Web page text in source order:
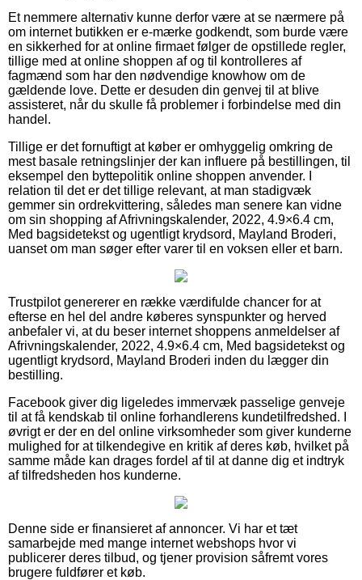
Et nemmere alternativ kunne derfor være at se nærmere på
om internet butikken er e-mærke godkendt, som burde være
en sikkerhed for at online firmaet følger de opstillede regler,
tillige med at online shoppen af og til kontrolleres af
fagmænd som har den nødvendige knowhow om de
gældende love. Dette er desuden din genvej til at blive
assisteret, når du skulle få problemer i forbindelse med din
handel.
Tillige er det fornuftigt at køber er omhyggelig omkring de
mest basale retningslinjer der kan influere på bestillingen, til
eksempel den byttepolitik online shoppen anvender. I
relation til det er det tillige relevant, at man stadigvæk
gemmer sin ordrekvittering, således man senere kan vidne
om sin shopping af Afrivningskalender, 2022, 4.9×6.4 cm,
Med bagsidetekst og ugentligt krydsord, Mayland Broderi,
uanset om man søger efter varer til en voksen eller et barn.
Trustpilot genererer en række værdifulde chancer for at
efterse en hel del andre køberes synspunkter og herved
anbefaler vi, at du beser internet shoppens anmeldelser af
Afrivningskalender, 2022, 4.9×6.4 cm, Med bagsidetekst og
ugentligt krydsord, Mayland Broderi inden du lægger din
bestilling.
Facebook giver dig ligeledes immervæk passelige genveje
til at få kendskab til online forhandlerens kundetilfredshed. I
øvrigt er der en del online virksomheder som giver kunderne
mulighed for at tilkendegive en kritik af deres køb, hvilket på
samme måde kan drages fordel af til at danne dig et indtryk
af tilfredsheden hos kunderne.
Denne side er finansieret af annoncer. Vi har et tæt
samarbejde med mange internet webshops hvor vi
publicerer deres tilbud, og tjener provision såfremt vores
brugere fuldfører et køb.